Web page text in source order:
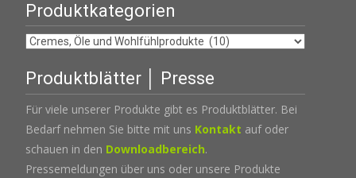
Produktkategorien
Produktblätter │ Presse
Für viele unserer Produkte gibt es Produktblätter. Bei
Bedarf nehmen Sie bitte mit uns Kontakt auf oder
schauen in den Downloadbereich.
Pressemeldungen über uns oder unsere Produkte